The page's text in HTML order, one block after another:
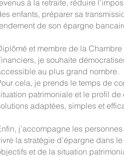
à la retraite, réduire
enfants, préparer sa
de son épargne
et membre de la
je souhaite
au plus grand nombre.
cela, je prends le temps de
patrimoniale et le profil
adaptées, simples et
j’accompagne les
la stratégie d’épargne dans
et de la situation